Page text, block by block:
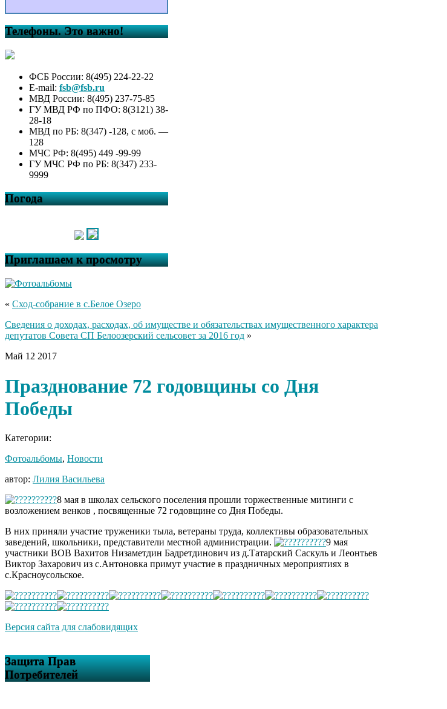
Телефоны. Это важно!
ФСБ России: 8(495) 224-22-22
E-mail: fsb@fsb.ru
МВД России: 8(495) 237-75-85
ГУ МВД РФ по ПФО: 8(3121) 38-
28-18
МВД по РБ: 8(347) -128, с моб. —
128
МЧС РФ: 8(495) 449 -99-99
ГУ МЧС РФ по РБ: 8(347) 233-
9999
Погода
Приглашаем к просмотру
« Сход-собрание в с.Белое Озеро
Сведения о доходах, расходах, об имуществе и обязательствах имущественного характера
депутатов Совета СП Белоозерский сельсовет за 2016 год »
Май 12 2017
Празднование 72 годовщины со Дня
Победы
Категории:
Фотоальбомы, Новости
автор: Лилия Васильева
8 мая в школах сельского поселения прошли торжественные митинги с
возложением венков , посвященные 72 годовщине со Дня Победы.
В них приняли участие труженики тыла, ветераны труда, коллективы образовательных
заведений, школьники, представители местной администрации.
9 мая
участники ВОВ Вахитов Низаметдин Бадретдинович из д.Татарский Саскуль и Леонтьев
Виктор Захарович из с.Антоновка примут участие в праздничных мероприятиях в
с.Красноусольское.
Версия сайта для слабовидящих
Защита Прав
Потребителей